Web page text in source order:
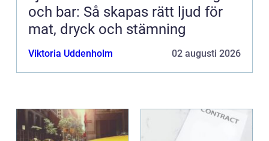
och bar: Så skapas rätt ljud för
mat, dryck och stämning
Viktoria Uddenholm 02 augusti 2026